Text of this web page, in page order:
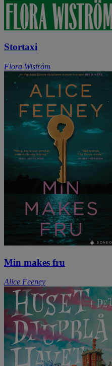
Stortaxi
Flora Wiström
Min makes fru
Alice Feeney